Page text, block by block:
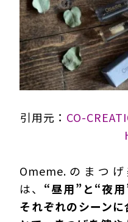
引用元： CO-
Omeme.のまつ
は、 “昼用”と“夜
それぞれのシーン